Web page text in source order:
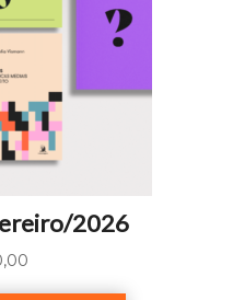
2026